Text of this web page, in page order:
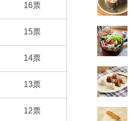
16票
15票
14票
13票
12票